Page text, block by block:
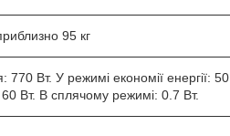
95 кг
770 Вт. У режимі економії енергії: 50
60 Вт. В сплячому режимі: 0.7 Вт.